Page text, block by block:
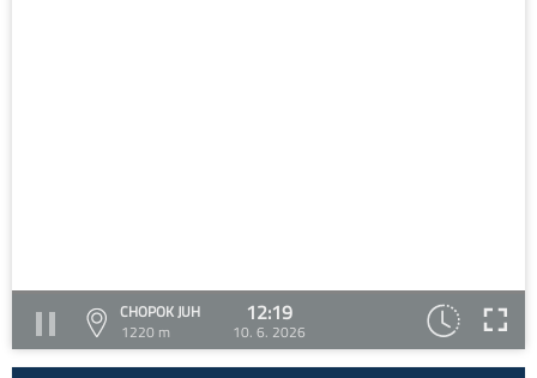
CHOPOK JUH
1220 m
12:19
10. 6. 2026